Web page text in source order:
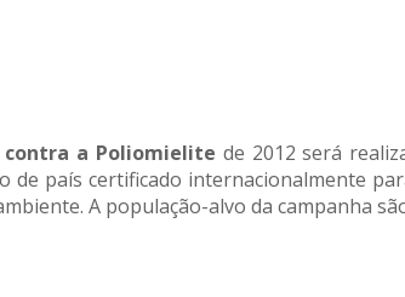
contra a Poliomielite de 2012 será
de país certificado internacionalmente
A população-alvo da campanha